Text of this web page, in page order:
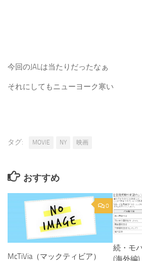
今回のJALは当たりだったなぁ
それにしてもニューヨーク寒い
タグ: MOVIE NY 映画
おすすめ
0
McTiVia（マックティビア）
続・モ
(海外編)